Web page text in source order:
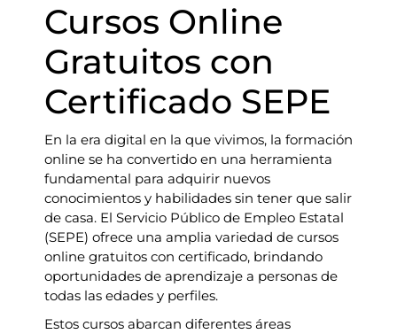
Cursos Online
Gratuitos con
Certificado SEPE
En la era digital en la que vivimos, la formación
online se ha convertido en una herramienta
fundamental para adquirir nuevos
conocimientos y habilidades sin tener que salir
de casa. El Servicio Público de Empleo Estatal
(SEPE) ofrece una amplia variedad de cursos
online gratuitos con certificado, brindando
oportunidades de aprendizaje a personas de
todas las edades y perfiles.
Estos cursos abarcan diferentes áreas